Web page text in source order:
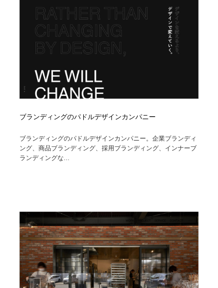
ブランディングのパドルデザインカンパニー
ブランディングのパドルデザインカンパニー。企業ブランディ
ング、商品ブランディング、採用ブランディング、インナーブ
ランディングな...